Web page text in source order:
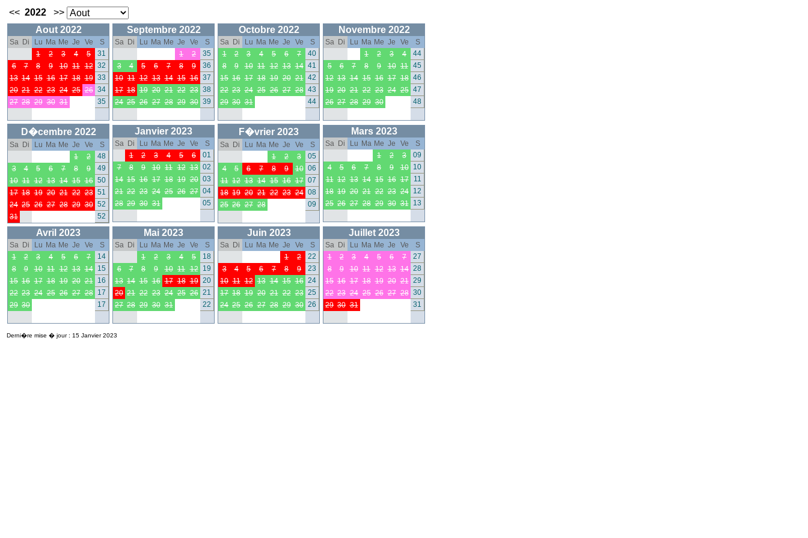
<< 2022
>>
Aout 2022
Sa Di Lu Ma Me Je Ve
S
1
2 3 4 5
31
6
7 8 9 10 11 12 32
13 14 15 16 17 18 19 33
20 21 22 23 24 25 26 34
27 28 29 30 31 35
Septembre 2022
Sa Di Lu Ma Me Je Ve
S
1
2
35
3
4 5 6 7 8 9
36
10 11 12 13 14 15 16 37
17 18 19 20 21 22 23 38
24 25 26 27 28 29 30 39
Octobre 2022
Sa Di Lu Ma Me Je Ve
S
1
2 3 4 5 6 7
40
8
9 10 11 12 13 14 41
15 16 17 18 19 20 21 42
22 23 24 25 26 27 28 43
29 30 31 44
Novembre 2022
Sa Di Lu Ma Me Je Ve
S
1
2 3 4
44
5
6 7 8 9 10 11 45
12 13 14 15 16 17 18 46
19 20 21 22 23 24 25 47
26 27 28 29 30 48
D�cembre 2022
Sa Di Lu Ma Me Je Ve
S
1
2
48
3
4 5 6 7 8 9
49
10 11 12 13 14 15 16 50
17 18 19 20 21 22 23 51
24 25 26 27 28 29 30 52
31
52
Janvier 2023
Sa Di Lu Ma Me Je Ve
S
1
2 3 4 5 6
01
7
8 9 10 11 12 13 02
14 15 16 17 18 19 20 03
21 22 23 24 25 26 27 04
28 29 30 31 05
F�vrier 2023
Sa Di Lu Ma Me Je Ve
S
1
2 3
05
4
5 6 7 8 9 10 06
11 12 13 14 15 16 17 07
18 19 20 21 22 23 24 08
25 26 27 28 09
Mars 2023
Sa Di Lu Ma Me Je Ve
S
1
2 3
09
4
5 6 7 8 9 10
10
11 12 13 14 15 16 17
11
18 19 20 21 22 23 24
12
25 26 27 28 29 30 31 13
Avril 2023
Sa Di Lu Ma Me Je Ve
S
1
2 3 4 5 6 7
14
8
9 10 11 12 13 14
15
15 16 17 18 19 20 21
16
22 23 24 25 26 27 28
17
29 30 17
Mai 2023
Sa Di Lu Ma Me Je Ve
S
1
2 3 4 5
18
6
7 8 9 10 11 12
19
13 14 15 16 17 18 19 20
20 21 22 23 24 25 26 21
27 28 29 30 31 22
Juin 2023
Sa Di Lu Ma Me Je Ve
S
1
2
22
3
4 5 6 7 8 9
23
10 11 12 13 14 15 16 24
17 18 19 20 21 22 23 25
24 25 26 27 28 29 30 26
Juillet 2023
Sa Di Lu Ma Me Je Ve
S
1
2 3 4 5 6 7
27
8
9 10 11 12 13 14 28
15 16 17 18 19 20 21 29
22 23 24 25 26 27 28 30
29 30 31 31
Derni�re mise � jour : 15 Janvier 2023